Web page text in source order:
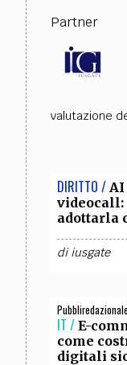
COLLABORA CON NOI
Partner
valutazione
DIRITTO /
adottarla
diiusgate
Pubbliredazionale
IT / E-
come
digitali